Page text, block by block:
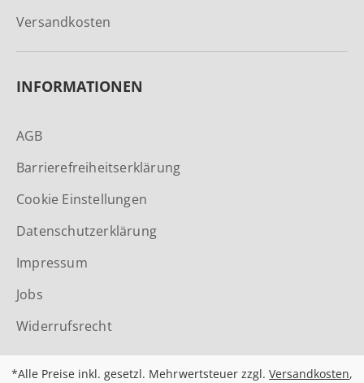
Versandkosten
INFORMATIONEN
AGB
Barrierefreiheitserklärung
Cookie Einstellungen
Datenschutzerklärung
Impressum
Jobs
Widerrufsrecht
*Alle Preise inkl. gesetzl. Mehrwertsteuer zzgl.Versandkosten,